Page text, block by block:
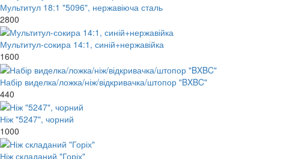
Мультитул 18:1 "5096", нержавіюча сталь
2800
Мультитул-сокира 14:1, синій+нержавійка
1600
Набір виделка/ложка/ніж/відкривачка/штопор "BXBC"
440
Ніж "5247", чорний
1000
Ніж складаний "Горіх"